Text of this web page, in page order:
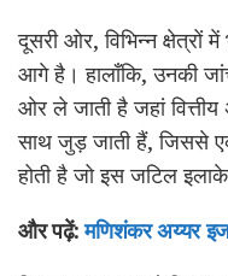
दूसरी ओर, विभिन्न क्षेत्रों
आगे है। हालाँकि, उनकी
ओर ले जाती है जहां वित्तीय
साथ जुड़ जाती हैं, जिससे
होती है जो इस जटिल
और पढ़ें:मणिशंकर अय्यर